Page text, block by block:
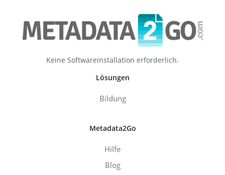
Keine Softwareinstallation erforderlich.
Lösungen
Bildung
Metadata2Go
Hilfe
Blog